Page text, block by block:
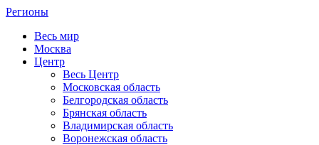
Регионы
Весь мир
Москва
Центр
Весь Центр
Московская область
Белгородская область
Брянская область
Владимирская область
Воронежская область